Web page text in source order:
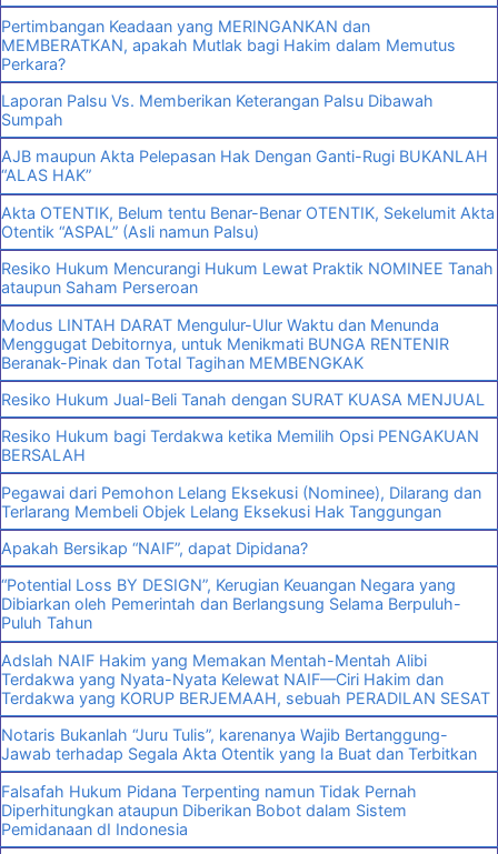
Pertimbangan Keadaan yang MERINGANKAN dan
MEMBERATKAN, apakah Mutlak bagi Hakim dalam Memutus
Perkara?
Laporan Palsu Vs. Memberikan Keterangan Palsu Dibawah
Sumpah
AJB maupun Akta Pelepasan Hak Dengan Ganti-Rugi BUKANLAH
“ALAS HAK”
Akta OTENTIK, Belum tentu Benar-Benar OTENTIK, Sekelumit Akta
Otentik “ASPAL” (Asli namun Palsu)
Resiko Hukum Mencurangi Hukum Lewat Praktik NOMINEE Tanah
ataupun Saham Perseroan
Modus LINTAH DARAT Mengulur-Ulur Waktu dan Menunda
Menggugat Debitornya, untuk Menikmati BUNGA RENTENIR
Beranak-Pinak dan Total Tagihan MEMBENGKAK
Resiko Hukum Jual-Beli Tanah dengan SURAT KUASA MENJUAL
Resiko Hukum bagi Terdakwa ketika Memilih Opsi PENGAKUAN
BERSALAH
Pegawai dari Pemohon Lelang Eksekusi (Nominee), Dilarang dan
Terlarang Membeli Objek Lelang Eksekusi Hak Tanggungan
Apakah Bersikap “NAIF”, dapat Dipidana?
“Potential Loss BY DESIGN”, Kerugian Keuangan Negara yang
Dibiarkan oleh Pemerintah dan Berlangsung Selama Berpuluh-
Puluh Tahun
Adslah NAIF Hakim yang Memakan Mentah-Mentah Alibi
Terdakwa yang Nyata-Nyata Kelewat NAIF—Ciri Hakim dan
Terdakwa yang KORUP BERJEMAAH, sebuah PERADILAN SESAT
Notaris Bukanlah “Juru Tulis”, karenanya Wajib Bertanggung-
Jawab terhadap Segala Akta Otentik yang Ia Buat dan Terbitkan
Falsafah Hukum Pidana Terpenting namun Tidak Pernah
Diperhitungkan ataupun Diberikan Bobot dalam Sistem
Pemidanaan dI Indonesia